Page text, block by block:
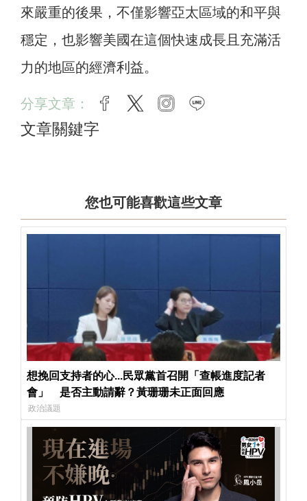
來嚴重的後果，不僅影響亞太區域的和平與
穩定，也影響美國在這個快速成長且充滿活
力的地區的經濟利益。
分享文章： facebook
twitter instagram
文章關鍵字
您也可能喜歡這些文章
想挽回支持者的心...民眾黨首召開「查帳進度記者
會」 是否主動請辭？黃珊珊未正面回應
政治議題